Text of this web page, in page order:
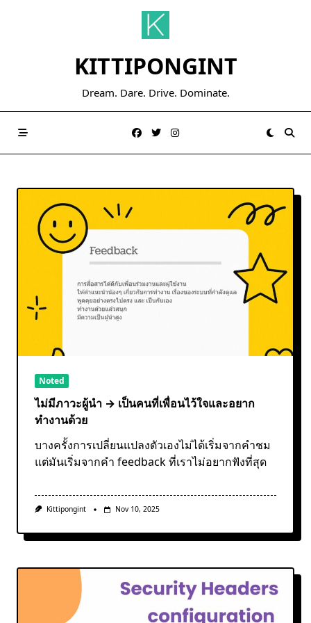
KITTIPONGINT
Dream. Dare. Drive. Dominate.
Noted
ไม่มีภาวะผู้นำ → เป็นคนที่เพื่อนไว้ใจและอยาก
ทำงานด้วย
บางครั้งการเปลี่ยนแปลงตัวเองไม่ได้เริ่มจากคำชม
แต่มันเริ่มจากคำ feedback ที่เราไม่อยากฟังที่สุด
Kittipongint Nov 10, 2025